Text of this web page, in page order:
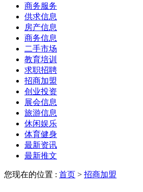
商务服务
供求信息
房产信息
商务信息
二手市场
教育培训
求职招聘
招商加盟
创业投资
展会信息
旅游信息
休闲娱乐
体育健身
最新资讯
最新推文
您现在的位置 : 首页 > 招商加盟